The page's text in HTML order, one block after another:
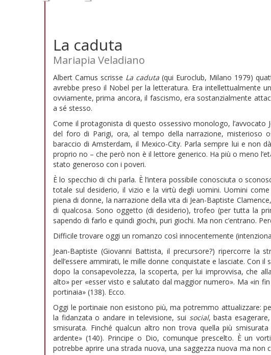
La caduta
Mariapia Veladiano
Albert Camus scrisse La caduta (qui Euroclub, Milano 1979)
avrebbe preso il Nobel per la letteratura. Era intellettualmente
ovviamente, prima ancora, il fascismo, era sostanzialmente
a sé stesso.
Come il protagonista di questo ossessivo monologo, l’avvocato
del foro di Parigi, ora, al tempo della narrazione, misterioso
baraccio di Amsterdam, il Mexico-City. Parla sempre lui e non
proprio no – che però non è il lettore generico. Ha più o meno
stato generoso con i poveri.
È lo specchio di chi parla. È l’intera possibile conosciuta o
totale sul desiderio, il vizio e la virtù degli uomini. Uomini
piena di donne, la narrazione della vita di Jean-Baptiste
di qualcosa. Sono oggetto (di desiderio), trofeo (per tutta la
sapendo di farlo e quindi giochi, puri giochi. Ma non c’entrano.
Difficile trovare oggi un romanzo così innocentemente
Jean-Baptiste (Giovanni Battista, il precursore?) ripercorre la
dell’essere ammirati, le mille donne conquistate e lasciate. Con
dopo la consapevolezza, la scoperta, per lui improvvisa, che
alto» per «esser visto e salutato dal maggior numero». Ma «in
portinaia» (138). Ecco.
Oggi le portinaie non esistono più, ma potremmo attualizzare:
la fidanzata o andare in televisione, sui social, basta
smisurata. Finché qualcun altro non trova quella più
ardente» (140). Principe o Dio, comunque prescelto. È un
potrebbe aprire una strada nuova, una saggezza nuova ma non